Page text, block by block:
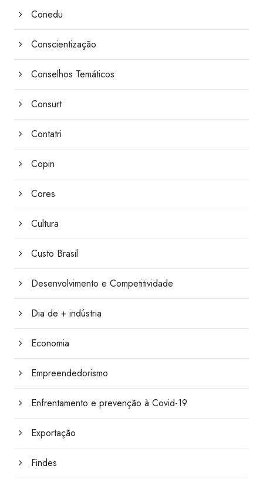
Conedu
Conscientização
Conselhos Temáticos
Consurt
Contatri
Copin
Cores
Cultura
Custo Brasil
Desenvolvimento e Competitividade
Dia de + indústria
Economia
Empreendedorismo
Enfrentamento e prevenção à Covid-19
Exportação
Findes